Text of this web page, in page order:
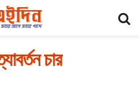
চার